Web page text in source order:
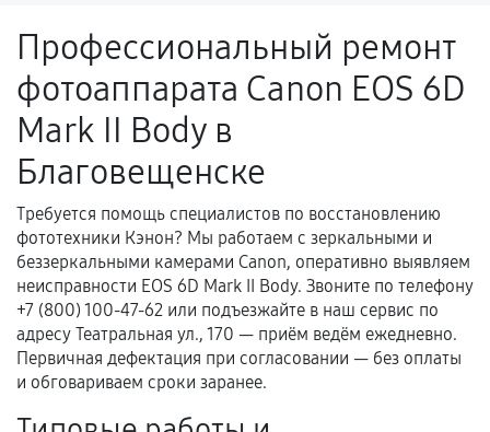
Поломка установленной детали при
нормальной эксплуатации в течение
гарантийного срока.
Несоответствие комплектующей заявленным
техническим характеристикам.
Документы для подтверждения
гарантии
Гарантийный талон.
Акт выполненных работ с датой, перечнем
услуг и сроком гарантии.
Профессиональный ремонт
фотоаппарата Canon EOS 6D
Mark II Body в
Благовещенске
Требуется помощь специалистов по восстановлению
фототехники Кэнон? Мы работаем с зеркальными и
беззеркальными камерами Canon, оперативно выявляем
неисправности EOS 6D Mark II Body. Звоните по телефону
+7 (800) 100-47-62 или подъезжайте в наш сервис по
адресу Театральная ул., 170 — приём ведём ежедневно.
Первичная дефектация при согласовании — без оплаты
и обговариваем сроки заранее.